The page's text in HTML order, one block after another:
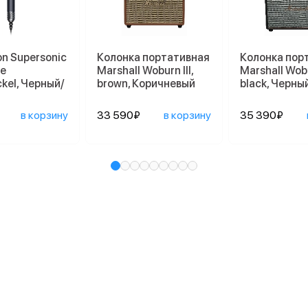
Supersonic
Черный/
в корзину
Колонка портативная
Marshall Woburn III,
brown, Коричневый
33 590₽ в корзину
Колонка
Marshall
black,
35 390₽